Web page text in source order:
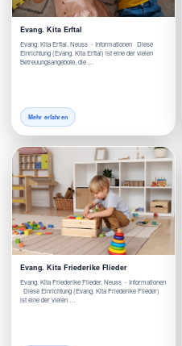
Evang. Kita Erftal
Evang. Kita Erftal, Neuss - Informationen Diese
Einrichtung (Evang. Kita Erftal) ist eine der vielen
Betreuungsangebote, die …
Mehr erfahren
Evang. Kita Friederike Flieder
Evang. Kita Friederike Flieder, Neuss - Informationen
Diese Einrichtung (Evang. Kita Friederike Flieder)
ist eine der vielen …